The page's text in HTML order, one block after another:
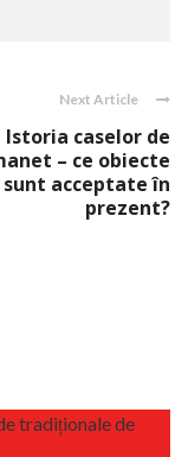
Next Article
Istoria caselor de
– ce obiecte
sunt acceptate în
prezent?